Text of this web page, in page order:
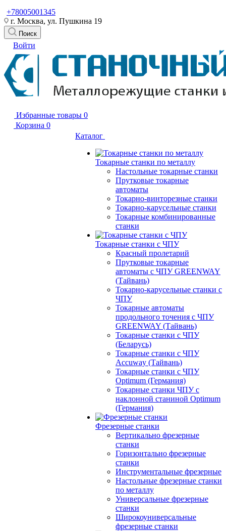
+78005001345
г. Москва, ул. Пушкина 19
Поиск
Войти
Избранные товары 0
Корзина 0
Каталог
Токарные станки по металлу
Настольные токарные станки
Прутковые токарные
автоматы
Токарно-винторезные станки
Токарно-карусельные станки
Токарные комбинированные
станки
Токарные станки с ЧПУ
Красный пролетарий
Прутковые токарные
автоматы с ЧПУ GREENWAY
(Тайвань)
Токарно-карусельные станки с
ЧПУ
Токарные автоматы
продольного точения с ЧПУ
GREENWAY (Тайвань)
Токарные станки с ЧПУ
(Беларусь)
Токарные станки с ЧПУ
Accuway (Тайвань)
Токарные станки с ЧПУ
Optimum (Германия)
Токарные станки ЧПУ с
наклонной станиной Optimum
(Германия)
Фрезерные станки
Вертикально фрезерные
станки
Горизонтально фрезерные
станки
Инструментальные фрезерные
Настольные фрезерные станки
по металлу
Универсальные фрезерные
станки
Широкоуниверсальные
фрезерные станки